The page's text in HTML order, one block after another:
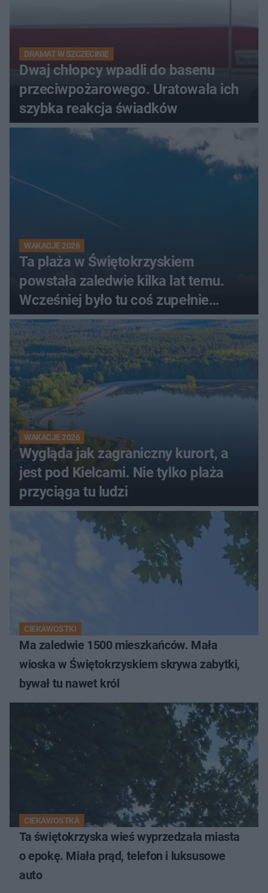
DRAMAT W SZCZECINIE
Dwaj chłopcy wpadli do basenu
przeciwpożarowego. Uratowała ich
szybka reakcja świadków
WAKACJE 2026
Ta plaża w Świętokrzyskiem
powstała zaledwie kilka lat temu.
Wcześniej było tu coś zupełnie
innego
WAKACJE 2026
Wygląda jak zagraniczny kurort, a
jest pod Kielcami. Nie tylko plaża
przyciąga tu ludzi
CIEKAWOSTKI
Ma zaledwie 1500 mieszkańców. Mała
wioska w Świętokrzyskiem skrywa zabytki,
bywał tu nawet król
CIEKAWOSTKA
Ta świętokrzyska wieś wyprzedzała miasta
o epokę. Miała prąd, telefon i luksusowe
auto